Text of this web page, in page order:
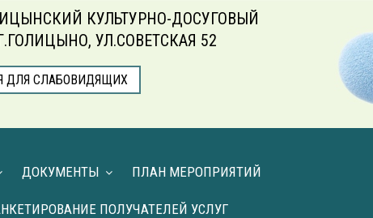
КУЛЬТУРНО-ДОСУГОВЫЙ
УЛ.СОВЕТСКАЯ 52
ДЛЯ СЛАБОВИДЯЩИХ
ДОКУМЕНТЫ ПЛАН МЕРОПРИЯТИЙ
ПОЛУЧАТЕЛЕЙ УСЛУГ